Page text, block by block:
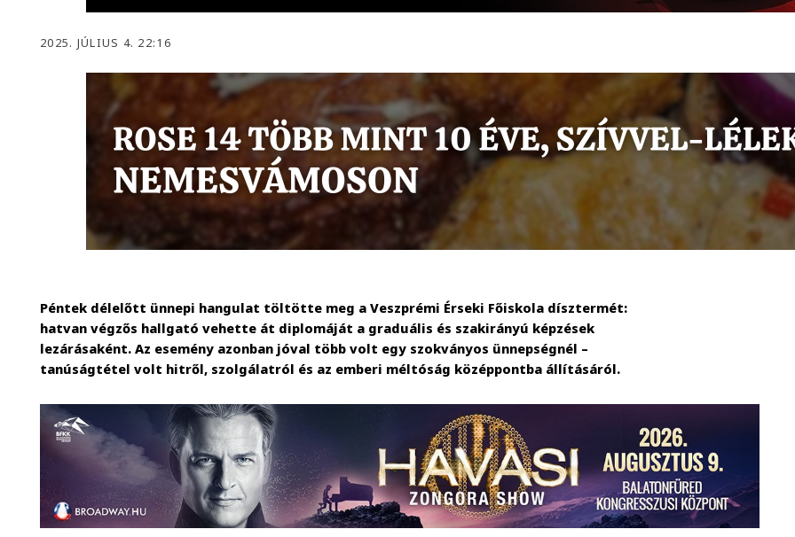
2025. JÚLIUS 4. 22:16
Péntek délelőtt ünnepi hangulat töltötte meg a Veszprémi Érseki Főiskola dísztermét:
hatvan végzős hallgató vehette át diplomáját a graduális és szakirányú képzések
lezárásaként. Az esemény azonban jóval több volt egy szokványos ünnepségnél –
tanúságtétel volt hitről, szolgálatról és az emberi méltóság középpontba állításáról.